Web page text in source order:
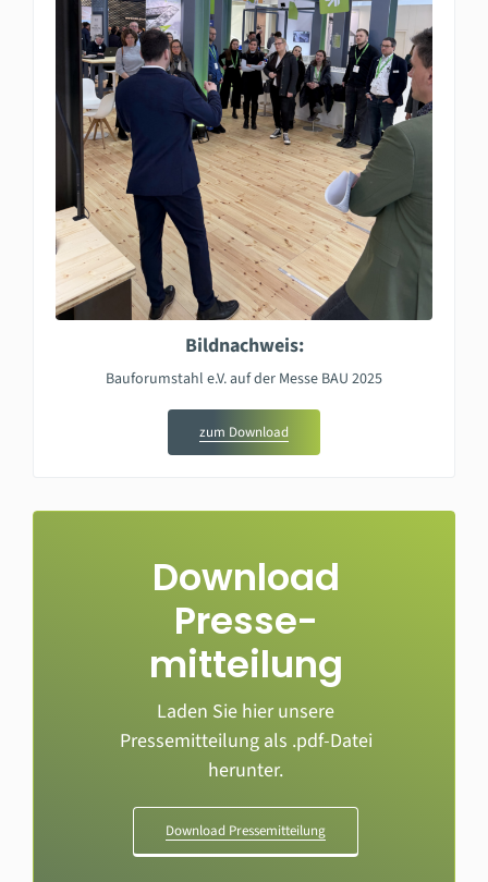
Bildnachweis:
Bauforumstahl e.V. auf der Messe BAU 2025
zum Download
Download
Presse­
mitteilung
Laden Sie hier unsere
Pressemitteilung als .pdf-Datei
herunter.
Download Pressemitteilung